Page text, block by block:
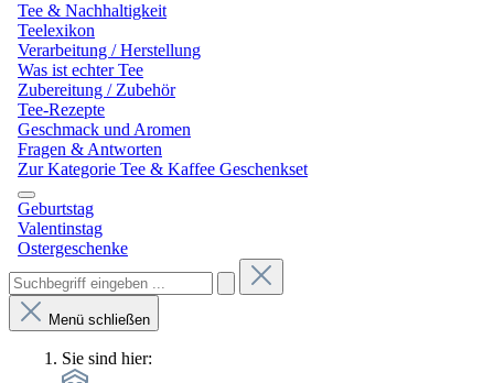
Tee & Nachhaltigkeit
Teelexikon
Verarbeitung / Herstellung
Was ist echter Tee
Zubereitung / Zubehör
Tee-Rezepte
Geschmack und Aromen
Fragen & Antworten
Zur Kategorie Tee & Kaffee Geschenkset
Geburtstag
Valentinstag
Ostergeschenke
Menü schließen
Sie sind hier: